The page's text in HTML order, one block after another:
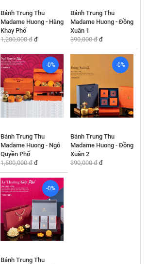
Bánh Trung Thu
Madame Huong - Hàng
Khay Phố
1,200,000 đ đ
Bánh Trung Thu
Madame Huong - Đồng
Xuân 1
390,000 đ đ
-0%
Bánh Trung Thu
Madame Huong - Ngô
Quyền Phố
1,500,000 đ đ
-0%
Bánh Trung Thu
Madame Huong - Đồng
Xuân 2
390,000 đ đ
-0%
Bánh Trung Thu